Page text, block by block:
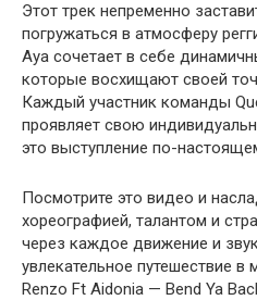
Этот трек непременно
погружаться в атмосферу
Aya сочетает в себе
которые восхищают своей
Каждый участник команды
проявляет свою
это выступление по-
Посмотрите это видео и
хореографией, талантом и
через каждое движение и
увлекательное путешествие в
Renzo Ft Aidonia — Bend Ya